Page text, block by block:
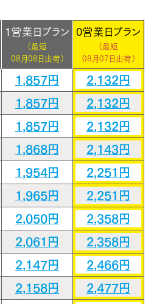
1営業日プラン
（最短
08月08日出荷）
0営業日プラン
（最短
08月07日出荷）
1,857円 2,132円
1,857円 2,132円
1,857円 2,132円
1,868円 2,143円
1,954円 2,251円
1,965円 2,251円
2,050円 2,358円
2,061円 2,358円
2,147円 2,466円
2,158円 2,477円